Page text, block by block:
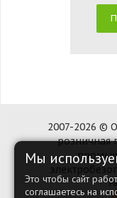
2007-2026 ©
розничная
Мы
Это чтобы сайт
соглашаетесь на